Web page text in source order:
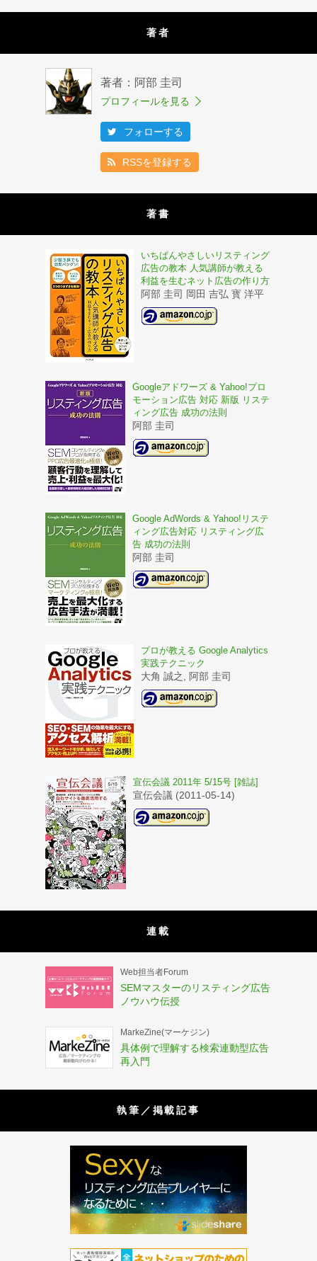
著者
著者：阿部 圭司
プロフィールを見る
フォローする
RSSを登録する
著書
いちばんやさしいリスティング
広告の教本 人気講師が教える
利益を生むネット広告の作り方
阿部 圭司 岡田 吉弘 寳 洋平
Googleアドワーズ & Yahoo!プロ
モーション広告 対応 新版 リステ
ィング広告 成功の法則
阿部 圭司
Google AdWords & Yahoo!リステ
ィング広告対応 リスティング広
告 成功の法則
阿部 圭司
プロが教える Google Analytics
実践テクニック
大角 誠之, 阿部 圭司
宣伝会議 2011年 5/15号 [雑誌]
宣伝会議 (2011-05-14)
連載
Web担当者Forum
SEMマスターのリスティング広告
ノウハウ伝授
MarkeZine(マーケジン)
具体例で理解する検索連動型広告
再入門
執筆／掲載記事